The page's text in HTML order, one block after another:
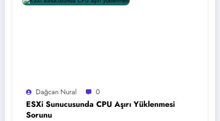
Dağcan Nural 0
ESXi Sunucusunda CPU Aşırı Yüklenmesi
Sorunu